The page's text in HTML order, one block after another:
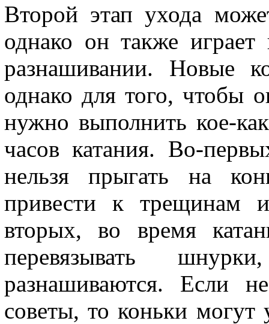
Второй этап ухода
однако он также
разнашивании. Новые
однако для того, чтобы
нужно выполнить кое-
часов катания. Во-
нельзя прыгать на
привести к трещинам
вторых, во время
перевязывать
разнашиваются. Если
советы, то коньки могут